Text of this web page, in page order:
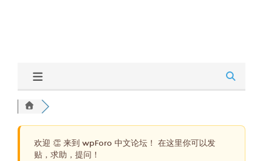
欢迎 👏 来到 wpForo 中文论坛！ 在这里你可以发
贴，求助，提问！